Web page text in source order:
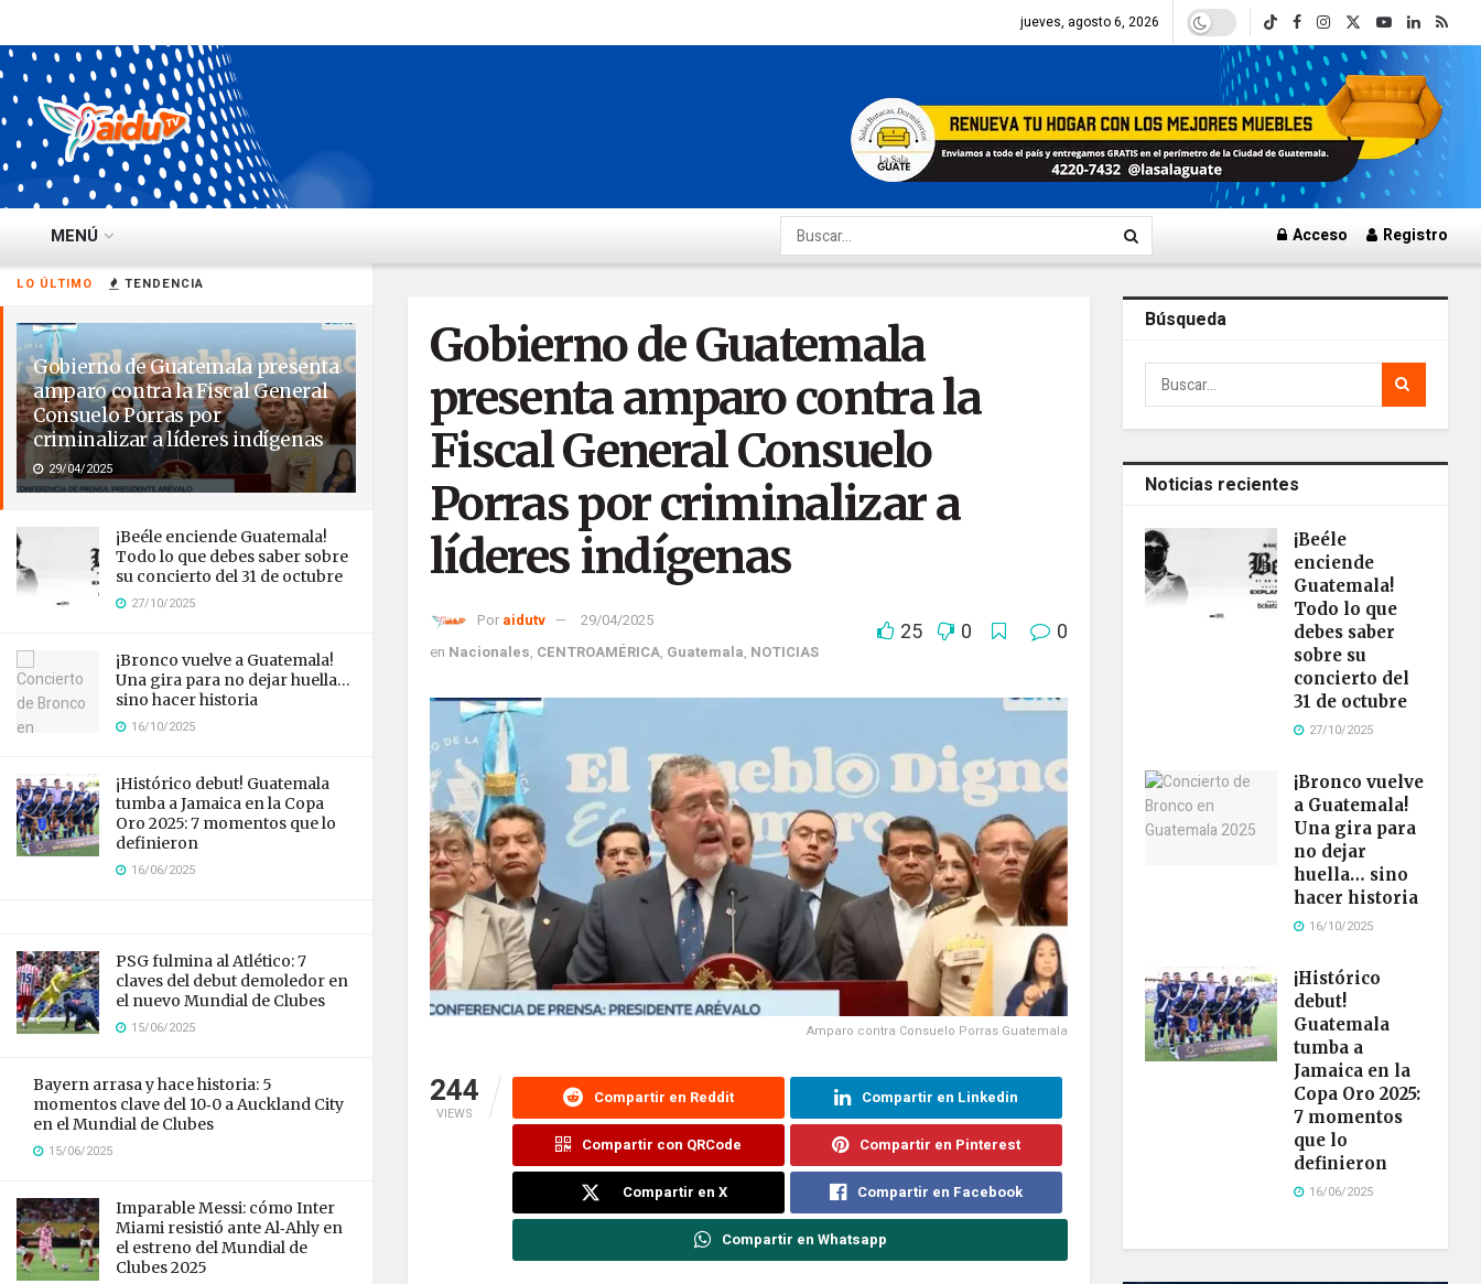
LO ÚLTIMO TENDENCIA
Gobierno de Guatemala presenta
amparo contra la Fiscal General
Consuelo Porras por
criminalizar a líderes indígenas
29/04/2025
¡Beéle enciende Guatemala!
Todo lo que debes saber sobre
su concierto del 31 de octubre
27/10/2025
¡Bronco vuelve a Guatemala!
Una gira para no dejar huella…
sino hacer historia
16/10/2025
¡Histórico debut! Guatemala
tumba a Jamaica en la Copa
Oro 2025: 7 momentos que lo
definieron
16/06/2025
PSG fulmina al Atlético: 7
claves del debut demoledor en
el nuevo Mundial de Clubes
15/06/2025
Bayern arrasa y hace historia: 5
momentos clave del 10‑0 a Auckland City
en el Mundial de Clubes
15/06/2025
Imparable Messi: cómo Inter
Miami resistió ante Al‑Ahly en
el estreno del Mundial de
Clubes 2025
jueves, agosto 6, 2026
MENÚ Acceso Registro
Gobierno de Guatemala
presenta amparo contra la
Fiscal General Consuelo
Porras por criminalizar a
líderes indígenas
Por aidutv
29/04/2025
en Nacionales, CENTROAMÉRICA, Guatemala, NOTICIAS
25 0 0
Amparo contra Consuelo Porras Guatemala
244
VIEWS
Compartir en Reddit Compartir en Linkedin
Compartir con QRCode Compartir en Pinterest
Compartir en X Compartir en Facebook
Compartir en Whatsapp
Búsqueda
Noticias recientes
¡Beéle
enciende
Guatemala!
Todo lo que
debes saber
sobre su
concierto del
31 de octubre
27/10/2025
¡Bronco vuelve
a Guatemala!
Una gira para
no dejar
huella… sino
hacer historia
16/10/2025
¡Histórico
debut!
Guatemala
tumba a
Jamaica en la
Copa Oro 2025:
7 momentos
que lo
definieron
16/06/2025